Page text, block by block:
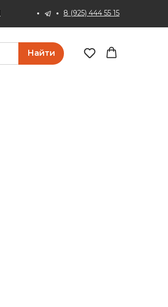
8 (925) 444 55 15
Найти